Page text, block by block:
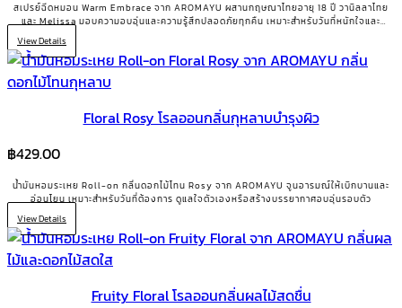
สเปรย์ฉีดหมอน Warm Embrace จาก AROMAYU ผสานกฤษณาไทยอายุ 18 ปี วานิลลาไทย
และ Melissa มอบความอบอุ่นและความรู้สึกปลอดภัยทุกคืน เหมาะสำหรับวันที่หนักใจและ
View Details
Floral Rosy โรลออนกลิ่นกุหลาบบำรุงผิว
฿429.00
น้ำมันหอมระเหย Roll-on กลิ่นดอกไม้โทน Rosy จาก AROMAYU จูนอารมณ์ให้เบิกบานและ
อ่อนโยน เหมาะสำหรับวันที่ต้องการ ดูแลใจตัวเองหรือสร้างบรรยากาศอบอุ่นรอบตัว
View Details
Fruity Floral โรลออนกลิ่นผลไม้สดชื่น